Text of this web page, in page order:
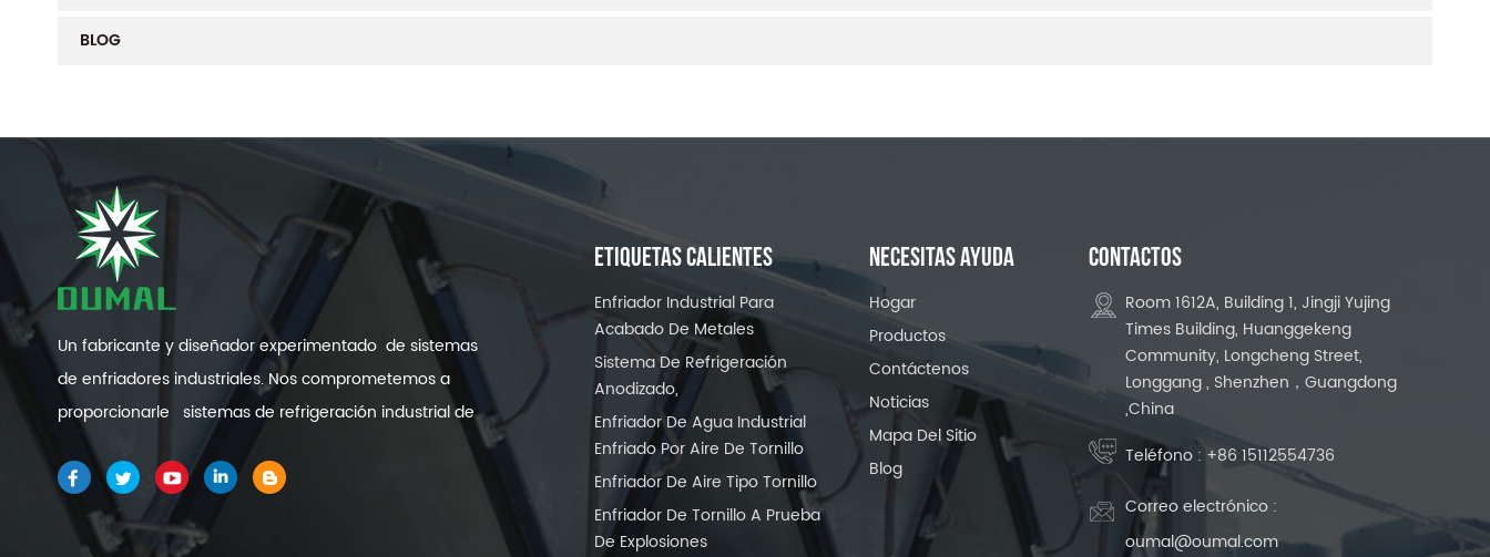
BLOG
Un fabricante y diseñador experimentado de sistemas
de enfriadores industriales. Nos comprometemos a
proporcionarle sistemas de refrigeración industrial de
alta calidad y eficiencia .
ETIQUETAS CALIENTES
Enfriador Industrial Para
Acabado De Metales
Sistema De Refrigeración
Anodizado,
Enfriador De Agua Industrial
Enfriado Por Aire De Tornillo
Enfriador De Aire Tipo Tornillo
Enfriador De Tornillo A Prueba
De Explosiones
NECESITAS AYUDA
Hogar
Productos
Contáctenos
Noticias
Mapa Del Sitio
Blog
CONTACTOS
Room 1612A, Building 1, Jingji Yujing
Times Building, Huanggekeng
Community, Longcheng Street,
Longgang , Shenzhen，Guangdong
,China
Teléfono : +86 15112554736
Correo electrónico :
oumal@oumal.com